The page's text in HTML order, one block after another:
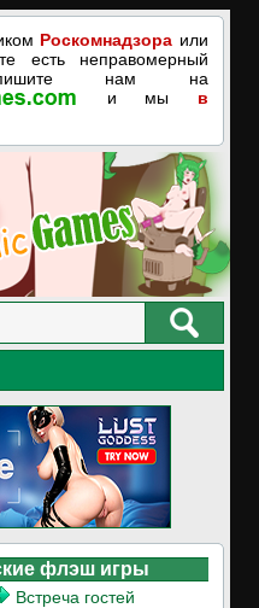
Роскомнадзора или
есть неправомерный
нам на
и мы в
флэш игры
Встреча гостей